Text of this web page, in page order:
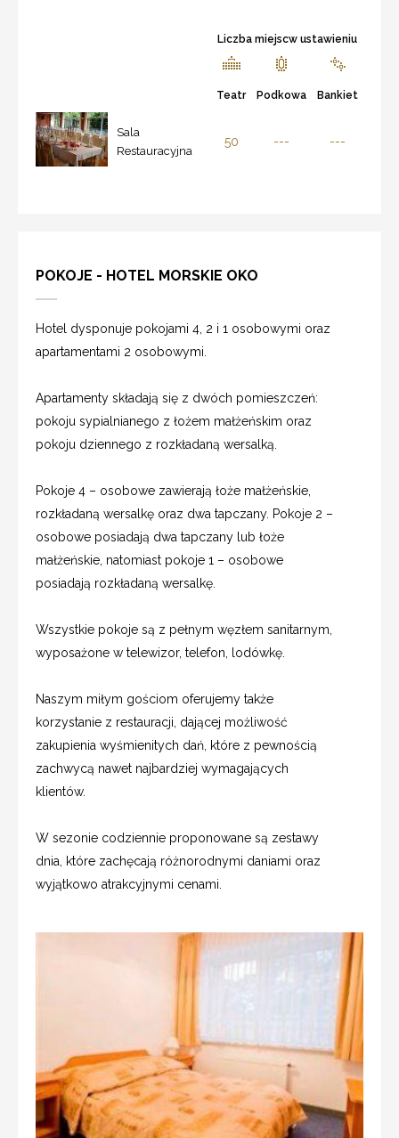
Liczba miejscw ustawieniu
Teatr Podkowa Bankiet
Sala
Restauracyjna
50 --- ---
POKOJE - HOTEL MORSKIE OKO
Hotel dysponuje pokojami 4, 2 i 1 osobowymi oraz
apartamentami 2 osobowymi.
Apartamenty składają się z dwóch pomieszczeń:
pokoju sypialnianego z łożem małżeńskim oraz
pokoju dziennego z rozkładaną wersalką.
Pokoje 4 – osobowe zawierają łoże małżeńskie,
rozkładaną wersalkę oraz dwa tapczany. Pokoje 2 –
osobowe posiadają dwa tapczany lub łoże
małżeńskie, natomiast pokoje 1 – osobowe
posiadają rozkładaną wersalkę.
Wszystkie pokoje są z pełnym węzłem sanitarnym,
wyposażone w telewizor, telefon, lodówkę.
Naszym miłym gościom oferujemy także
korzystanie z restauracji, dającej możliwość
zakupienia wyśmienitych dań, które z pewnością
zachwycą nawet najbardziej wymagających
klientów.
W sezonie codziennie proponowane są zestawy
dnia, które zachęcają różnorodnymi daniami oraz
wyjątkowo atrakcyjnymi cenami.